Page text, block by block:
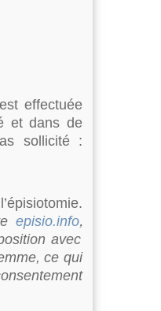
effectuée
et dans de
sollicité :
episio.info,
avec
ce qui